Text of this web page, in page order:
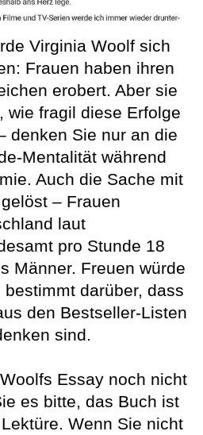
Virginia Woolf sich
Frauen haben ihren
erobert. Aber sie
wie fragil diese Erfolge
denken Sie nur an die
Mentalität während
Auch die Sache mit
– Frauen
laut
pro Stunde 18
Männer. Freuen würde
darüber, dass
den Bestseller-Listen
sind.
Essay noch nicht
es bitte, das Buch ist
Wenn Sie nicht